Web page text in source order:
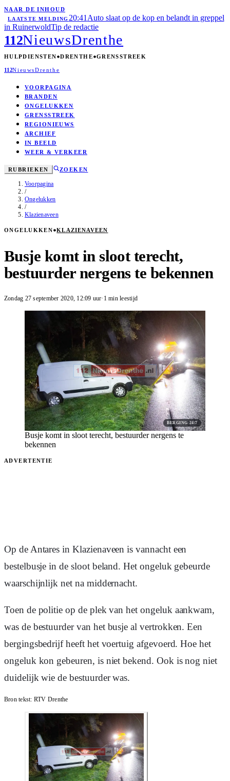
NAAR DE INHOUD
LAATSTE MELDING 20:41 Auto slaat op de kop en belandt in greppel
in RuinerwoldTip de redactie
112NieuwsDrenthe
HULPDIENSTEN DRENTHE GRENSSTREEK
112NieuwsDrenthe
VOORPAGINA
BRANDEN
ONGELUKKEN
GRENSSTREEK
REGIONIEUWS
ARCHIEF
IN BEELD
WEER & VERKEER
RUBRIEKEN ZOEKEN
Voorpagina
/
Ongelukken
/
Klazienaveen
ONGELUKKEN KLAZIENAVEEN
Busje komt in sloot terecht,
bestuurder nergens te bekennen
Zondag 27 september 2020, 12:09 uur· 1 min leestijd
BERGING 24/7
Busje komt in sloot terecht, bestuurder nergens te
bekennen
ADVERTENTIE
Op de Antares in Klazienaveen is vannacht een
bestelbusje in de sloot beland. Het ongeluk gebeurde
waarschijnlijk net na middernacht.
Toen de politie op de plek van het ongeluk aankwam,
was de bestuurder van het busje al vertrokken. Een
bergingsbedrijf heeft het voertuig afgevoerd. Hoe het
ongeluk kon gebeuren, is niet bekend. Ook is nog niet
duidelijk wie de bestuurder was.
Bron tekst: RTV Drenthe